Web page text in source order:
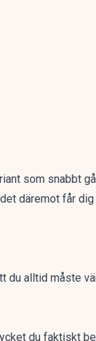
som snabbt
däremot får
du alltid måste
du faktiskt